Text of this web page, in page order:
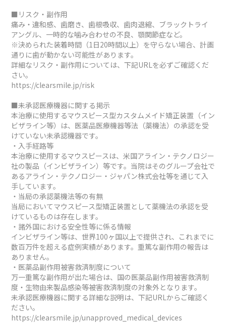
■リスク・副作用
痛み・違和感、歯磨き、歯根吸収、歯肉退縮、ブラックトライ
アングル、一時的な噛み合わせの不良、顎関節症など。
※決められた装着時間（1日20時間以上）を守らない場合、計画
通りに歯が動かない可能性があります。
詳細なリスク・副作用については、下記URLを必ずご確認くだ
さい。
https://clearsmile.jp/risk
■未承認医療機器に関する掲示
本治療に使用するマウスピース型カスタムメイド矯正装置（イン
ビザライン等）は、医薬品医療機器等法（薬機法）の承認を受
けていない未承認機器です。
・入手経路等
本治療に使用するマウスピースは、米国アライン・テクノロジー
社の製品（インビザライン）等です。当院はそのグループ会社で
あるアライン・テクノロジー・ジャパン株式会社等を通じて入
手しています。
・当局の承認薬機法等の有無
当局においてマウスピース型矯正装置として薬機法の承認を受
けているものは存在します。
・諸外国における安全性等に係る情報
インビザライン等は、世界100ヶ国以上で提供され、これまでに
数百万件を超える症例実績があります。重篤な副作用の報告は
ありません。
・医薬品副作用被害救済制度について
万一重篤な副作用が出た場合は、国の医薬品副作用被害救済制
度・生物由来製品感染等被害救済制度の対象外となります。
未承認医療機器に関する詳細な説明は、下記URLからご確認く
ださい。
https://clearsmile.jp/unapproved_medical_devices